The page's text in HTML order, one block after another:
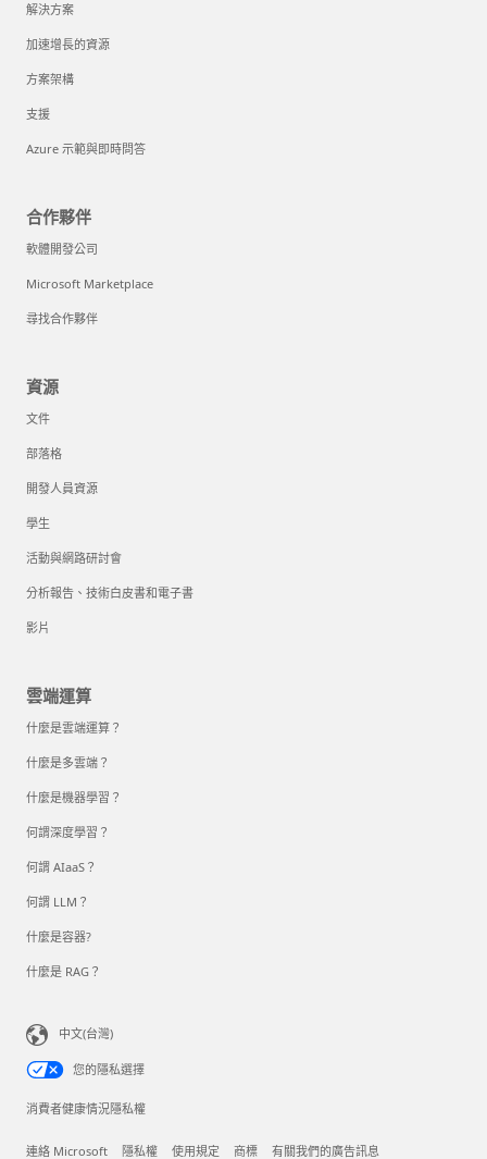
解決方案
加速增長的資源
方案架構
支援
Azure 示範與即時問答
合作夥伴
軟體開發公司
Microsoft Marketplace
尋找合作夥伴
資源
文件
部落格
開發人員資源
學生
活動與網路研討會
分析報告、技術白皮書和電子書
影片
雲端運算
什麼是雲端運算？
什麼是多雲端？
什麼是機器學習？
何謂深度學習？
何謂 AIaaS？
何謂 LLM？
什麼是容器?
什麼是 RAG？
中文(台灣)
您的隱私選擇
消費者健康情況隱私權
連絡 Microsoft 隱私權 使用規定 商標 有關我們的廣告訊息